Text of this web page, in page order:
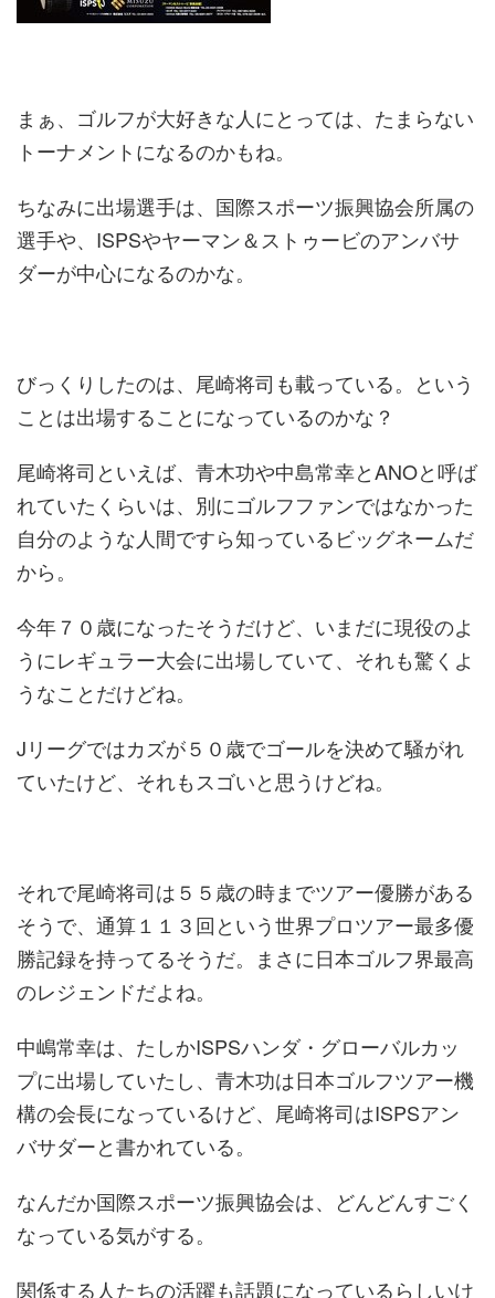
まぁ、ゴルフが大好きな人にとっては、たまらない
トーナメントになるのかもね。
ちなみに出場選手は、国際スポーツ振興協会所属の
選手や、ISPSやヤーマン＆ストゥービのアンバサ
ダーが中心になるのかな。
びっくりしたのは、尾崎将司も載っている。という
ことは出場することになっているのかな？
尾崎将司といえば、青木功や中島常幸とANOと呼ば
れていたくらいは、別にゴルフファンではなかった
自分のような人間ですら知っているビッグネームだ
から。
今年７０歳になったそうだけど、いまだに現役のよ
うにレギュラー大会に出場していて、それも驚くよ
うなことだけどね。
Jリーグではカズが５０歳でゴールを決めて騒がれ
ていたけど、それもスゴいと思うけどね。
それで尾崎将司は５５歳の時までツアー優勝がある
そうで、通算１１３回という世界プロツアー最多優
勝記録を持ってるそうだ。まさに日本ゴルフ界最高
のレジェンドだよね。
中嶋常幸は、たしかISPSハンダ・グローバルカッ
プに出場していたし、青木功は日本ゴルフツアー機
構の会長になっているけど、尾崎将司はISPSアン
バサダーと書かれている。
なんだか国際スポーツ振興協会は、どんどんすごく
なっている気がする。
関係する人たちの活躍も話題になっているらしいけ